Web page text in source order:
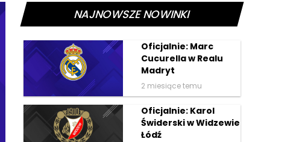
NAJNOWSZE NOWINKI
Oficjalnie: Marc
Cucurella w Realu
Madryt
2 miesiące temu
Oficjalnie: Karol
Świderski w Widzewie
Łódź